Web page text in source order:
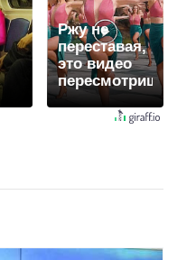
Ржу не
переставая,
это видео
пересмотришь
не раз